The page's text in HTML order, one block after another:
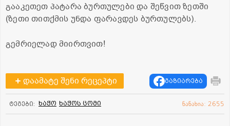
გააკეთეთ პატარა ბურთულები და შეწვით ზეთში
(ზეთი თითქმის უნდა ფარავდეს ბურთულებს).
გემრიელად მიირთვით!
დაამატე შენი რეცეპტი გაზიარება
ტეგები: ხაჭო ხაჭოს ცომი ნანახია: 2655